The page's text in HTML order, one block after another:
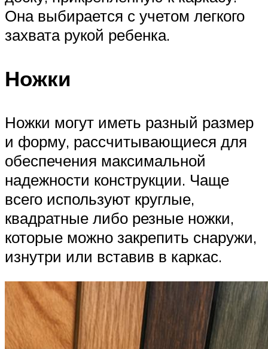
Она выбирается с учетом легкого
захвата рукой ребенка.
Ножки
Ножки могут иметь разный размер
и форму, рассчитывающиеся для
обеспечения максимальной
надежности конструкции. Чаще
всего используют круглые,
квадратные либо резные ножки,
которые можно закрепить снаружи,
изнутри или вставив в каркас.